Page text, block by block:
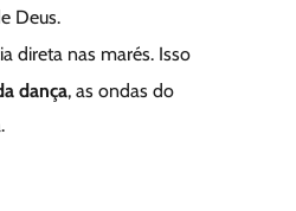
Deus.
direta nas marés. Isso
dança, as ondas do